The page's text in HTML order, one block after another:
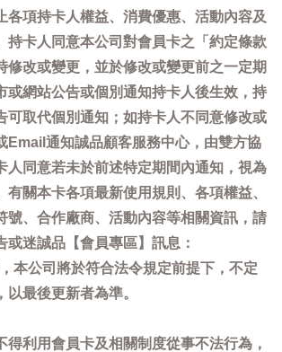
各項持卡人權益、消費優惠、活動內容及
持卡人同意本公司對會員卡之「約定條款
修改或變更，並於修改或變更前之一定期
或網站公告或個別通知持卡人後生效，持
可取代個別通知；如持卡人不同意修改或
Email通知誠品顧客服務中心，由雙方協
人同意若未於前述特定期間內通知，視為
有關本卡各項最新使用規則、各項權益、
號、合作廠商、活動內容等相關資訊，請
或迷誠品【會員專區】訊息：
本公司將於符合法令規定前提下，不定
最後更新者為準。
得利用會員卡及相關制度從事不法行為，